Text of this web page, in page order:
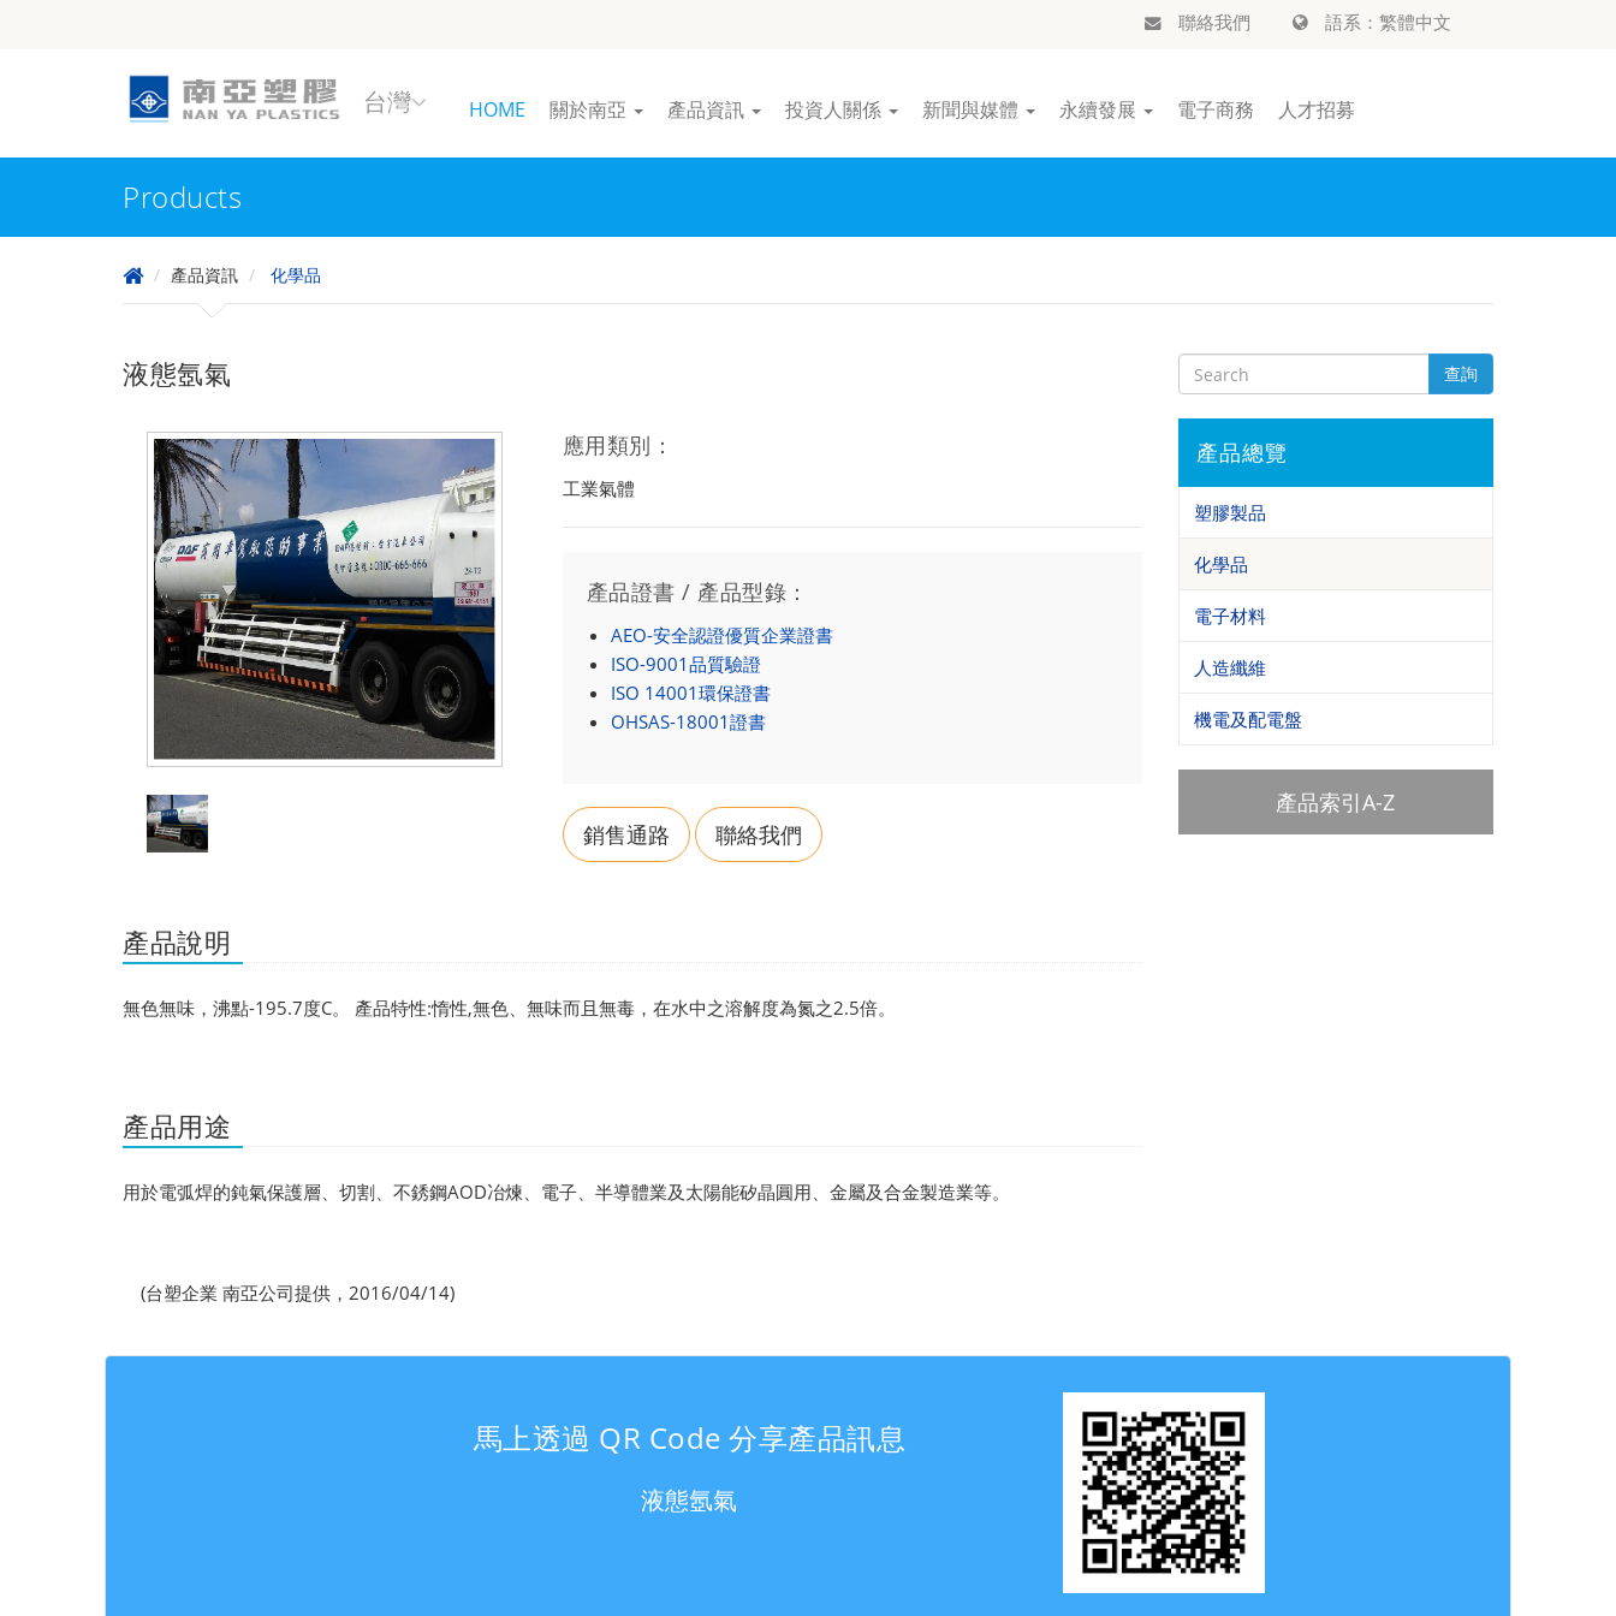
聯絡我們 語系：繁體中文
台灣 HOME 關於南亞 產品資訊 投資人關係 新聞與媒體 永續發展 電子商務 人才招募
Products
產品資訊 化學品
液態氬氣
應用類別：
工業氣體
產品證書 / 產品型錄：
AEO-安全認證優質企業證書
ISO-9001品質驗證
ISO 14001環保證書
OHSAS-18001證書
銷售通路 聯絡我們
產品說明
無色無味，沸點-195.7度C。 產品特性:惰性,無色、無味而且無毒，在水中之溶解度為氮之2.5倍。
產品用途
用於電弧焊的鈍氣保護層、切割、不銹鋼AOD冶煉、電子、半導體業及太陽能矽晶圓用、金屬及合金製造業等。
(台塑企業 南亞公司提供，2016/04/14)
查詢
產品總覽
塑膠製品
化學品
電子材料
人造纖維
機電及配電盤
產品索引A-Z
馬上透過 QR Code 分享產品訊息
液態氬氣